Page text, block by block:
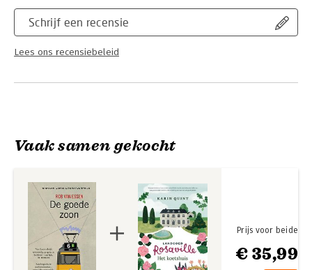
Schrijf een recensie
Lees ons recensiebeleid
Vaak samen gekocht
€ 35,99
Prijs voor beide